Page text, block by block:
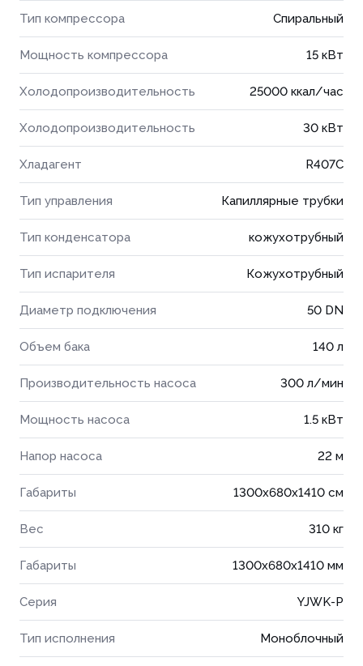
Тип компрессора Спиральный
Мощность компрессора 15 кВт
Холодопроизводительность 25000 ккал/час
Холодопроизводительность 30 кВт
Хладагент R407C
Тип управления Капиллярные трубки
Тип конденсатора кожухотрубный
Тип испарителя Кожухотрубный
Диаметр подключения 50 DN
Объем бака 140 л
Производительность насоса 300 л/мин
Мощность насоса 1.5 кВт
Напор насоса 22 м
Габариты 1300x680x1410 см
Вес 310 кг
Габариты 1300x680x1410 мм
Серия YJWK-P
Тип исполнения Моноблочный